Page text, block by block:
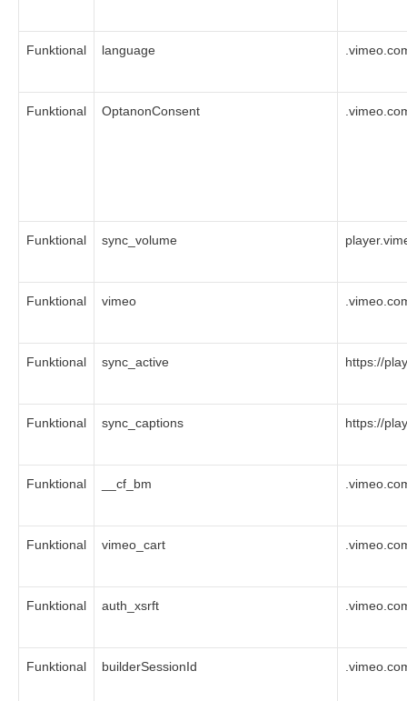
Funktional language
Funktional OptanonConsent
Funktional sync_volume
Funktional vimeo
Funktional sync_active https://
Funktional sync_captions https://
Funktional __cf_bm
Funktional vimeo_cart
Funktional auth_xsrft
Funktional builderSessionId